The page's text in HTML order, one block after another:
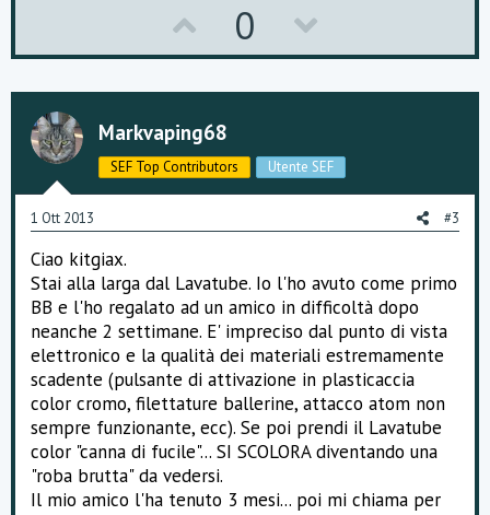
p
v
o
t
e
0
o
w
v
o
t
e
Markvaping68
SEF Top Contributors Utente SEF
1 Ott 2013 #3
Ciao kitgiax.
Stai alla larga dal Lavatube. Io l'ho avuto come primo
BB e l'ho regalato ad un amico in difficoltà dopo
neanche 2 settimane. E' impreciso dal punto di vista
elettronico e la qualità dei materiali estremamente
scadente (pulsante di attivazione in plasticaccia
color cromo, filettature ballerine, attacco atom non
sempre funzionante, ecc). Se poi prendi il Lavatube
color "canna di fucile"... SI SCOLORA diventando una
"roba brutta" da vedersi.
Il mio amico l'ha tenuto 3 mesi... poi mi chiama per